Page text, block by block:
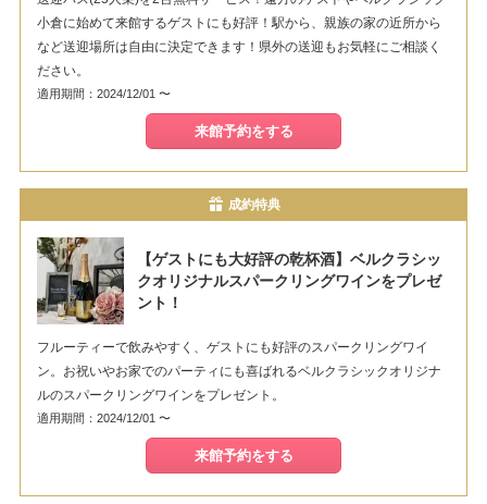
小倉に始めて来館するゲストにも好評！駅から、親族の家の近所から
など送迎場所は自由に決定できます！県外の送迎もお気軽にご相談く
ださい。
適用期間：2024/12/01 〜
来館予約をする
成約特典
【ゲストにも大好評の乾杯酒】ベルクラシッ
クオリジナルスパークリングワインをプレゼ
ント！
フルーティーで飲みやすく、ゲストにも好評のスパークリングワイ
ン。お祝いやお家でのパーティにも喜ばれるベルクラシックオリジナ
ルのスパークリングワインをプレゼント。
適用期間：2024/12/01 〜
来館予約をする